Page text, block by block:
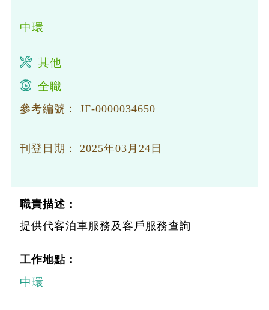
中環
其他
全職
參考編號： JF-0000034650
刊登日期： 2025年03月24日
職責描述：
提供代客泊車服務及客戶服務查詢
工作地點：
中環